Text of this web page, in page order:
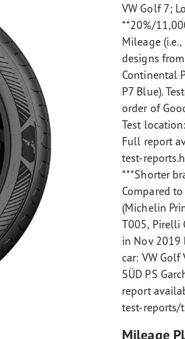
VW Golf 7;
**20%/
Mileage
designs
Continental
P7 Blue).
order of
Test
Full report
test-
***Shorter
Compared
(Michelin
T005, Pirelli
in Nov 2019
car: VW Golf
SÜD PS
report
test-reports/
Mileage